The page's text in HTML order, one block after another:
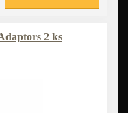
2 ks